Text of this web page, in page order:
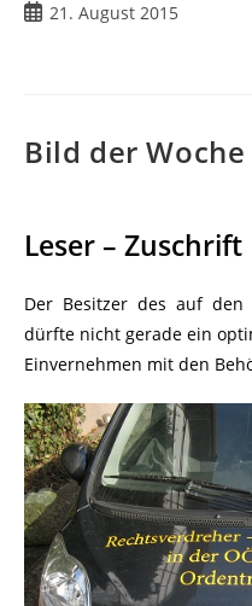
21. August 2015
Bild der
Leser – Zuschrift
Der Besitzer des auf den
dürfte nicht gerade ein
Einvernehmen mit den